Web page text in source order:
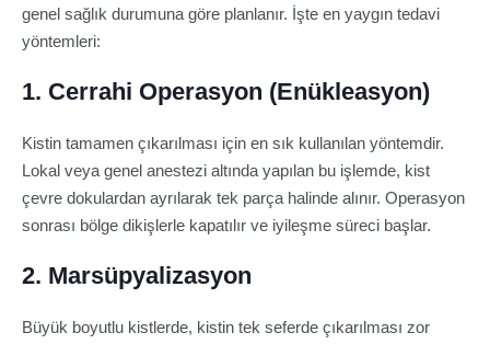
genel sağlık durumuna göre planlanır. İşte en yaygın tedavi
yöntemleri:
1. Cerrahi Operasyon (Enükleasyon)
Kistin tamamen çıkarılması için en sık kullanılan yöntemdir.
Lokal veya genel anestezi altında yapılan bu işlemde, kist
çevre dokulardan ayrılarak tek parça halinde alınır. Operasyon
sonrası bölge dikişlerle kapatılır ve iyileşme süreci başlar.
2. Marsüpyalizasyon
Büyük boyutlu kistlerde, kistin tek seferde çıkarılması zor